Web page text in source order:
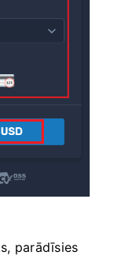
parādīsies